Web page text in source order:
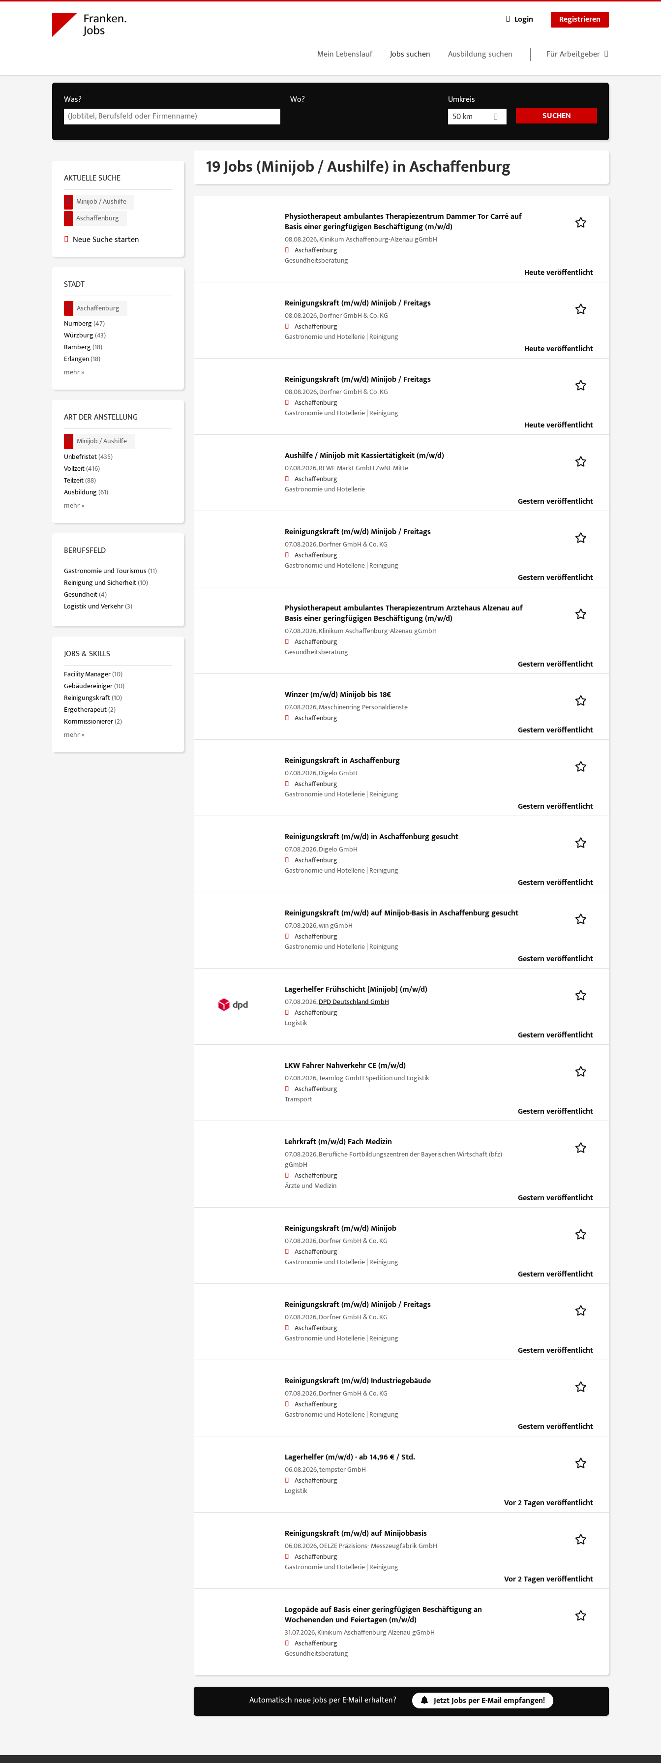
Login Registrieren
Mein Lebenslauf Jobs suchen Ausbildung suchen Für Arbeitgeber
Was? Wo?
Umkreis
50 km
19 Jobs (Minijob / Aushilfe) in Aschaffenburg
Physiotherapeut ambulantes Therapiezentrum Dammer Tor Carré auf
Basis einer geringfügigen Beschäftigung (m/w/d)
08.08.2026,Klinikum Aschaffenburg-Alzenau gGmbH
Aschaffenburg
Gesundheitsberatung
Heute veröffentlicht
Reinigungskraft (m/w/d) Minijob / Freitags
08.08.2026,Dorfner GmbH & Co. KG
Aschaffenburg
Gastronomie und Hotellerie | Reinigung
Heute veröffentlicht
Reinigungskraft (m/w/d) Minijob / Freitags
08.08.2026,Dorfner GmbH & Co. KG
Aschaffenburg
Gastronomie und Hotellerie | Reinigung
Heute veröffentlicht
Aushilfe / Minijob mit Kassiertätigkeit (m/w/d)
07.08.2026,REWE Markt GmbH ZwNL Mitte
Aschaffenburg
Gastronomie und Hotellerie
Gestern veröffentlicht
Reinigungskraft (m/w/d) Minijob / Freitags
07.08.2026,Dorfner GmbH & Co. KG
Aschaffenburg
Gastronomie und Hotellerie | Reinigung
Gestern veröffentlicht
Physiotherapeut ambulantes Therapiezentrum Arztehaus Alzenau auf
Basis einer geringfügigen Beschäftigung (m/w/d)
07.08.2026,Klinikum Aschaffenburg-Alzenau gGmbH
Aschaffenburg
Gesundheitsberatung
Gestern veröffentlicht
Winzer (m/w/d) Minijob bis 18€
07.08.2026,Maschinenring Personaldienste
Aschaffenburg
Gestern veröffentlicht
Reinigungskraft in Aschaffenburg
07.08.2026,Digelo GmbH
Aschaffenburg
Gastronomie und Hotellerie | Reinigung
Gestern veröffentlicht
Reinigungskraft (m/w/d) in Aschaffenburg gesucht
07.08.2026,Digelo GmbH
Aschaffenburg
Gastronomie und Hotellerie | Reinigung
Gestern veröffentlicht
Reinigungskraft (m/w/d) auf Minijob-Basis in Aschaffenburg gesucht
07.08.2026,win gGmbH
Aschaffenburg
Gastronomie und Hotellerie | Reinigung
Gestern veröffentlicht
Lagerhelfer Frühschicht [Minijob] (m/w/d)
07.08.2026,DPD Deutschland GmbH
Aschaffenburg
Logistik
Gestern veröffentlicht
LKW Fahrer Nahverkehr CE (m/w/d)
07.08.2026,Teamlog GmbH Spedition und Logistik
Aschaffenburg
Transport
Gestern veröffentlicht
Lehrkraft (m/w/d) Fach Medizin
07.08.2026,Berufliche Fortbildungszentren der Bayerischen Wirtschaft (bfz)
gGmbH
Aschaffenburg
Ärzte und Medizin
Gestern veröffentlicht
Reinigungskraft (m/w/d) Minijob
07.08.2026,Dorfner GmbH & Co. KG
Aschaffenburg
Gastronomie und Hotellerie | Reinigung
Gestern veröffentlicht
Reinigungskraft (m/w/d) Minijob / Freitags
07.08.2026,Dorfner GmbH & Co. KG
Aschaffenburg
Gastronomie und Hotellerie | Reinigung
Gestern veröffentlicht
Reinigungskraft (m/w/d) Industriegebäude
07.08.2026,Dorfner GmbH & Co. KG
Aschaffenburg
Gastronomie und Hotellerie | Reinigung
Gestern veröffentlicht
Lagerhelfer (m/w/d) - ab 14,96 € / Std.
06.08.2026,tempster GmbH
Aschaffenburg
Logistik
Vor 2 Tagen veröffentlicht
Reinigungskraft (m/w/d) auf Minijobbasis
06.08.2026,OELZE Präzisions- Messzeugfabrik GmbH
Aschaffenburg
Gastronomie und Hotellerie | Reinigung
Vor 2 Tagen veröffentlicht
Logopäde auf Basis einer geringfügigen Beschäftigung an
Wochenenden und Feiertagen (m/w/d)
31.07.2026,Klinikum Aschaffenburg Alzenau gGmbH
Aschaffenburg
Gesundheitsberatung
Automatisch neue Jobs per E-Mail erhalten? Jetzt Jobs per E-Mail empfangen!
AKTUELLE SUCHE
Minijob / Aushilfe
Aschaffenburg
Neue Suche starten
STADT
Aschaffenburg
Nürnberg(47)
Würzburg(43)
Bamberg(18)
Erlangen(18)
mehr »
ART DER ANSTELLUNG
Minijob / Aushilfe
Unbefristet(435)
Vollzeit(416)
Teilzeit(88)
Ausbildung(61)
mehr »
BERUFSFELD
Gastronomie und Tourismus(11)
Reinigung und Sicherheit(10)
Gesundheit(4)
Logistik und Verkehr(3)
JOBS & SKILLS
Facility Manager(10)
Gebäudereiniger(10)
Reinigungskraft(10)
Ergotherapeut(2)
Kommissionierer(2)
mehr »